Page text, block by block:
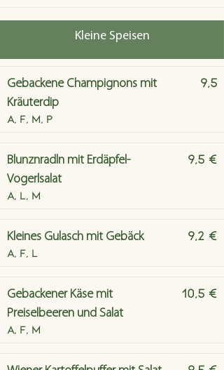
Kleine Speisen
Gebackene Champignons mit
Kräuterdip
A, F, M, P
9,5
Blunznradln mit Erdäpfel-
Vogerlsalat
A, L, M
9,5 €
Kleines Gulasch mit Gebäck
A, F, L
9,2 €
Gebackener Käse mit
Preiselbeeren und Salat
A, F, M
10,5 €